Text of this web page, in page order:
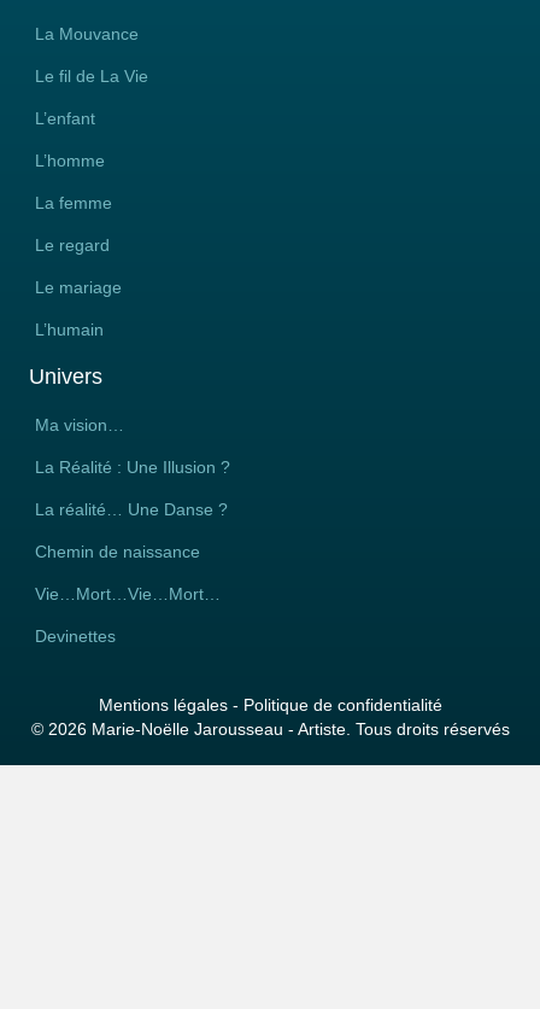
Où
Ne sont plus qu’UNITE
La Mouvance
Le fil de La Vie
L’enfant
L’homme
La femme
Le regard
Le mariage
L’humain
Univers
Ma vision…
La Réalité : Une Illusion ?
La réalité… Une Danse ?
Chemin de naissance
Vie…Mort…Vie…Mort…
Devinettes
Mentions légales- Politique de confidentialité
© 2026 Marie-Noëlle Jarousseau - Artiste. Tous droits réservés